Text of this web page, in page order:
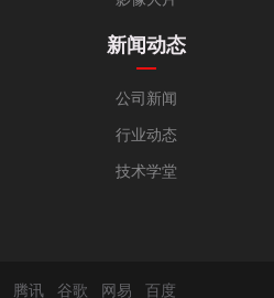
新闻动态
公司新闻
行业动态
技术学堂
腾讯 谷歌 网易 百度